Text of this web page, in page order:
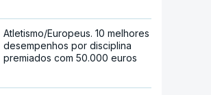
Atletismo/Europeus. 10 melhores
desempenhos por disciplina
premiados com 50.000 euros